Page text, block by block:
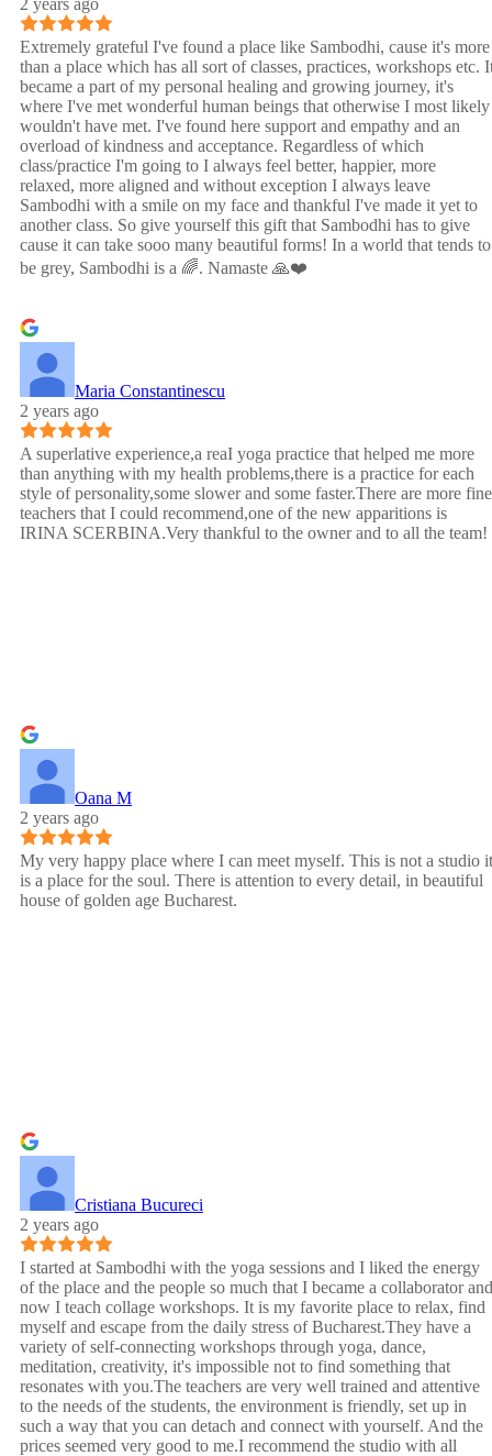
Extremely grateful I've found a place like Sambodhi, cause it's more
than a place which has all sort of classes, practices, workshops etc.
became a part of my personal healing and growing journey, it's
where I've met wonderful human beings that otherwise I most likely
wouldn't have met. I've found here support and empathy and an
overload of kindness and acceptance. Regardless of which
class/practice I'm going to I always feel better, happier, more
relaxed, more aligned and without exception I always leave
Sambodhi with a smile on my face and thankful I've made it yet to
another class. So give yourself this gift that Sambodhi has to give
cause it can take sooo many beautiful forms! In a world that tends to
be grey, Sambodhi is a 🌈. Namaste 🙏❤️
Maria Constantinescu
2 years ago
A superlative experience,a reaI yoga practice that helped me more
than anything with my health problems,there is a practice for each
style of personality,some slower and some faster.There are more fine
teachers that I could recommend,one of the new apparitions is
IRINA SCERBINA.Very thankful to the owner and to all the team!
Oana M
2 years ago
My very happy place where I can meet myself. This is not a studio it
is a place for the soul. There is attention to every detail, in beautiful
house of golden age Bucharest.
Cristiana Bucureci
2 years ago
I started at Sambodhi with the yoga sessions and I liked the energy
of the place and the people so much that I became a collaborator and
now I teach collage workshops. It is my favorite place to relax, find
myself and escape from the daily stress of Bucharest.They have a
variety of self-connecting workshops through yoga, dance,
meditation, creativity, it's impossible not to find something that
resonates with you.The teachers are very well trained and attentive
to the needs of the students, the environment is friendly, set up in
such a way that you can detach and connect with yourself. And the
prices seemed very good to me.I recommend the studio with all